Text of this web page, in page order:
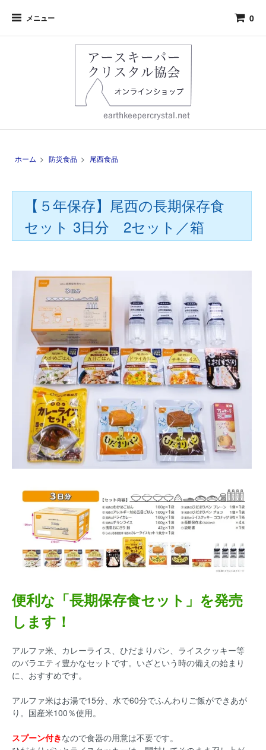
メニュー 0
ホーム > 防災食品 > 尾西食品
【５年保存】尾西の長期保存食
セット 3日分 2セット／箱
便利な「長期保存食セット」を発売
します！
アルファ米、カレーライス、ひだまりパン、ライスクッキー等
のバラエティ豊かなセットです。いざという時の備えの始まり
に、おすすめです。
アルファ米はお湯で15分、水で60分でふんわりご飯ができあが
り。国産米100％使用。
スプーン付きなので食器の用意は不要です。